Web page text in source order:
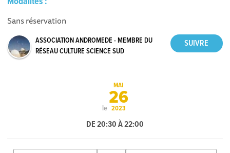
Sans réservation
ASSOCIATION ANDROMEDE - MEMBRE DU
RÉSEAU CULTURE SCIENCE SUD
le
MAI
26
2023
DE 20:30 À 22:00